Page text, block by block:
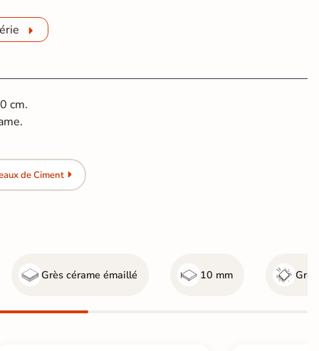
cm.
de Ciment
Grès cérame émaillé 10 mm Gr4